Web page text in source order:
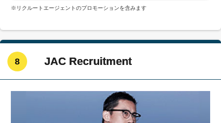
※リクルートエージェントのプロモーションを含みます
8 JAC Recruitment